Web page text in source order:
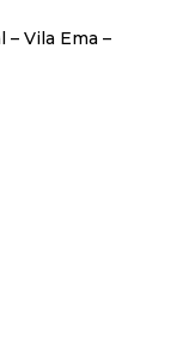
– Vila Ema –